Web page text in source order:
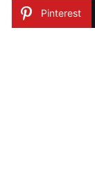
Pinterest